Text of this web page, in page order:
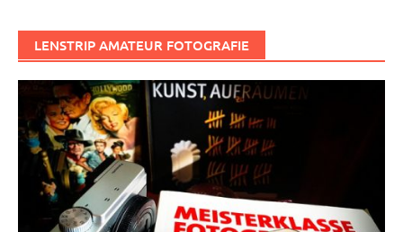
LENSTRIP AMATEUR FOTOGRAFIE